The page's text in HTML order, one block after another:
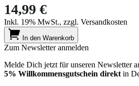
14,99 €
Inkl. 19% MwSt., zzgl. Versandkosten
In den Warenkorb
Zum Newsletter anmelden
Melde Dich jetzt für unseren Newsletter
5% Willkommensgutschein direkt in